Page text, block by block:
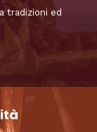
tradizioni ed